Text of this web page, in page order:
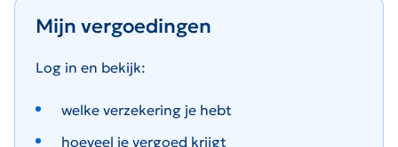
Mijn vergoedingen
Log in en bekijk:
welke verzekering je hebt
hoeveel je vergoed krijgt